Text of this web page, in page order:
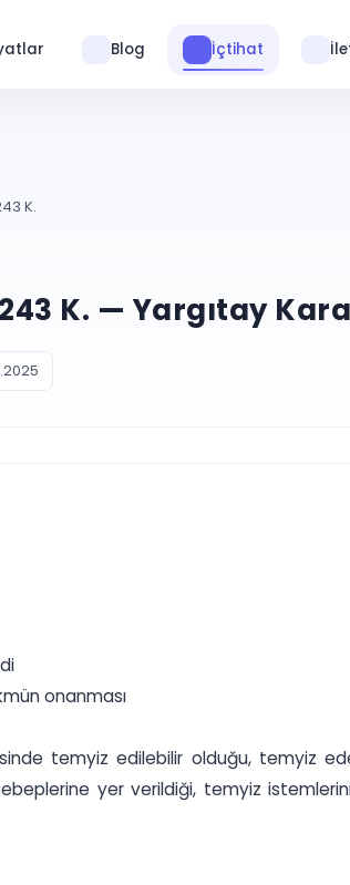
Blog İçtihat
K.
K. — Yargıtay
onanması
temyiz edilebilir olduğu, temyiz
yer verildiği, temyiz